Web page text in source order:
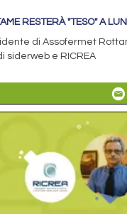
RESTERÀ "TESO" A
di Assofermet
siderweb e RICREA